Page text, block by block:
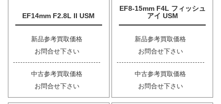
EF14mm F2.8L II USM
新品参考買取価格
お問合せ下さい
中古参考買取価格
お問合せ下さい
EF8-15mm F4L フィッシュ
アイ USM
新品参考買取価格
お問合せ下さい
中古参考買取価格
お問合せ下さい